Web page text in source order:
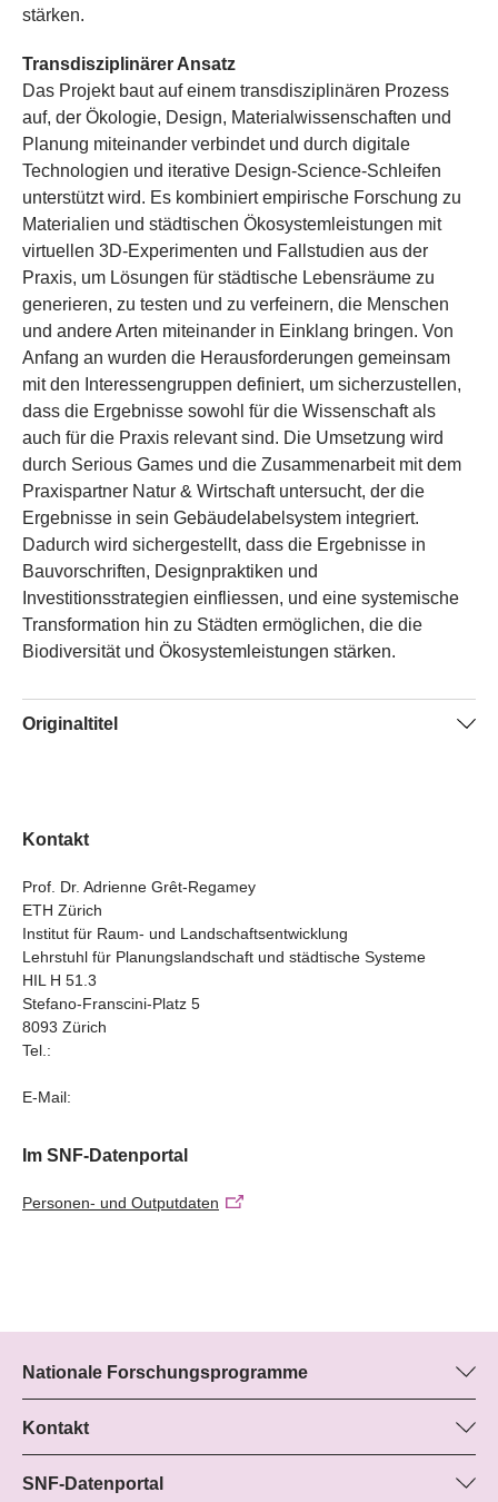
stärken.
Transdisziplinärer Ansatz
Das Projekt baut auf einem transdisziplinären Prozess
auf, der Ökologie, Design, Materialwissenschaften und
Planung miteinander verbindet und durch digitale
Technologien und iterative Design-Science-Schleifen
unterstützt wird. Es kombiniert empirische Forschung zu
Materialien und städtischen Ökosystemleistungen mit
virtuellen 3D-Experimenten und Fallstudien aus der
Praxis, um Lösungen für städtische Lebensräume zu
generieren, zu testen und zu verfeinern, die Menschen
und andere Arten miteinander in Einklang bringen. Von
Anfang an wurden die Herausforderungen gemeinsam
mit den Interessengruppen definiert, um sicherzustellen,
dass die Ergebnisse sowohl für die Wissenschaft als
auch für die Praxis relevant sind. Die Umsetzung wird
durch Serious Games und die Zusammenarbeit mit dem
Praxispartner Natur & Wirtschaft untersucht, der die
Ergebnisse in sein Gebäudelabelsystem integriert.
Dadurch wird sichergestellt, dass die Ergebnisse in
Bauvorschriften, Designpraktiken und
Investitionsstrategien einfliessen, und eine systemische
Transformation hin zu Städten ermöglichen, die die
Biodiversität und Ökosystemleistungen stärken.
Originaltitel
Kontakt
Prof. Dr. Adrienne Grêt-Regamey
ETH Zürich
Institut für Raum- und Landschaftsentwicklung
Lehrstuhl für Planungslandschaft und städtische Systeme
HIL H 51.3
Stefano-Franscini-Platz 5
8093 Zürich
Tel.:
E-Mail:
Im SNF-Datenportal
Personen- und Outputdaten
Nationale Forschungsprogramme
Hier finden Sie Informationen zu allen Nationalen
Forschungsprogrammen (NFP):
Alle NFP
Kontakt
Boris Buzek, SNF
Beatrice Schibler, SNF
SNF-Datenportal